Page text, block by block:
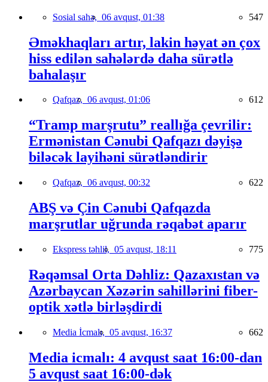
Sosial sahə, 06 avqust, 01:38 547
Əməkhaqları artır, lakin həyat ən çox
hiss edilən sahələrdə daha sürətlə
bahalaşır
Qafqaz, 06 avqust, 01:06 612
“Tramp marşrutu” reallığa çevrilir:
Ermənistan Cənubi Qafqazı dəyişə
biləcək layihəni sürətləndirir
Qafqaz, 06 avqust, 00:32 622
ABŞ və Çin Cənubi Qafqazda
marşrutlar uğrunda rəqabət aparır
Ekspress təhlil, 05 avqust, 18:11 775
Rəqəmsal Orta Dəhliz: Qazaxıstan və
Azərbaycan Xəzərin sahillərini fiber-
optik xətlə birləşdirdi
Media İcmalı, 05 avqust, 16:37 662
Media icmalı: 4 avqust saat 16:00-dan
5 avqust saat 16:00-dək